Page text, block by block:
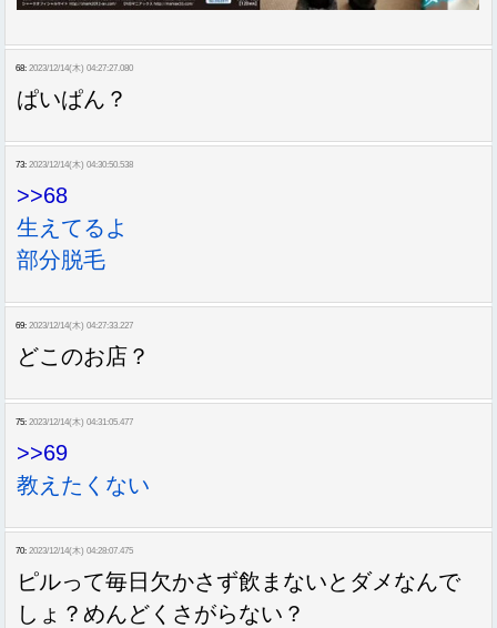
68: 2023/12/14(木) 04:27:27.080
ぱいぱん？
73: 2023/12/14(木) 04:30:50.538
>>68
生えてるよ
部分脱毛
69: 2023/12/14(木) 04:27:33.227
どこのお店？
75: 2023/12/14(木) 04:31:05.477
>>69
教えたくない
70: 2023/12/14(木) 04:28:07.475
ピルって毎日欠かさず飲まないとダメなんで
しょ？めんどくさがらない？